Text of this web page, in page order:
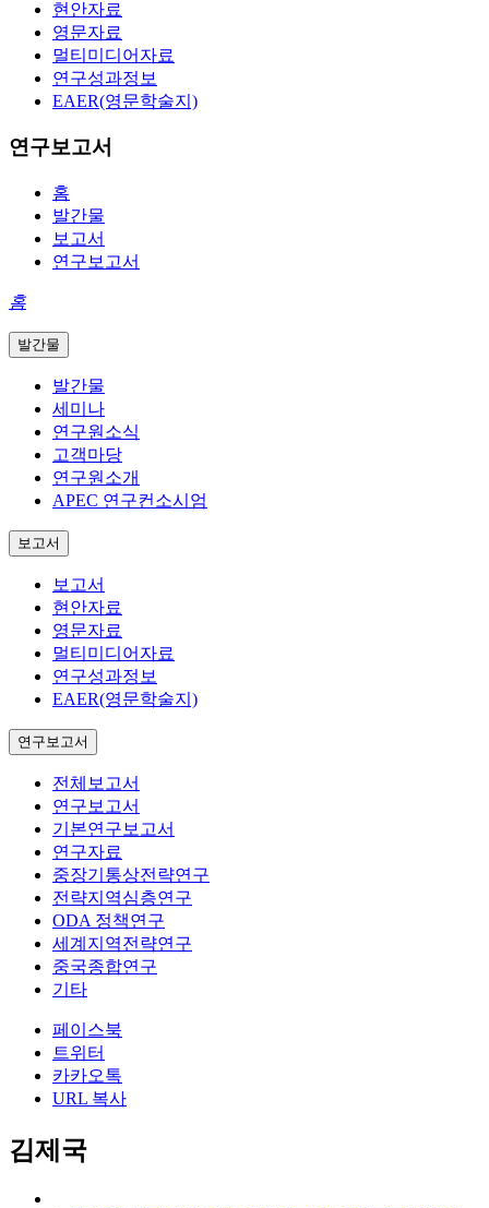
현안자료
영문자료
멀티미디어자료
연구성과정보
EAER(영문학술지)
연구보고서
홈
발간물
보고서
연구보고서
홈
발간물
발간물
세미나
연구원소식
고객마당
연구원소개
APEC 연구컨소시엄
보고서
보고서
현안자료
영문자료
멀티미디어자료
연구성과정보
EAER(영문학술지)
연구보고서
전체보고서
연구보고서
기본연구보고서
연구자료
중장기통상전략연구
전략지역심층연구
ODA 정책연구
세계지역전략연구
중국종합연구
기타
페이스북
트위터
카카오톡
URL 복사
김제국